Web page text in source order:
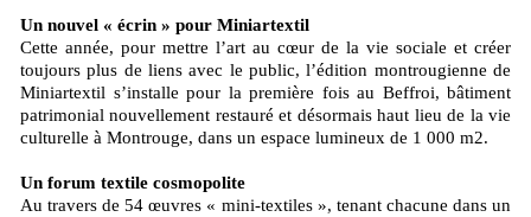
Un nouvel « écrin » pour Miniartextil
Cette année, pour mettre l’art au cœur de la vie sociale et créer
toujours plus de liens avec le public, l’édition montrougienne de
Miniartextil s’installe pour la première fois au Beffroi, bâtiment
patrimonial nouvellement restauré et désormais haut lieu de la vie
culturelle à Montrouge, dans un espace lumineux de 1 000 m2.
Un forum textile cosmopolite
Au travers de 54 œuvres « mini-textiles », tenant chacune dans un